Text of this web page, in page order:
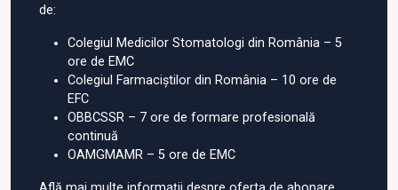
de:
Colegiul Medicilor Stomatologi din România – 5
ore de EMC
Colegiul Farmaciștilor din România – 10 ore de
EFC
OBBCSSR – 7 ore de formare profesională
continuă
OAMGMAMR – 5 ore de EMC